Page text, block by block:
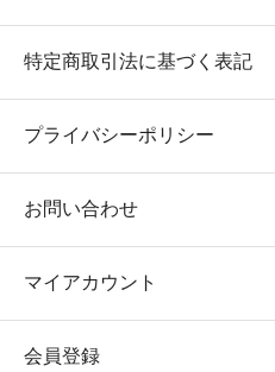
特定商取引法に基づく表記
プライバシーポリシー
お問い合わせ
マイアカウント
会員登録